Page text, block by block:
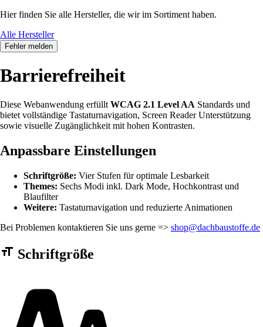
Hier finden Sie alle Hersteller, die wir im Sortiment haben.
Alle Hersteller
Fehler melden
Barrierefreiheit
Diese Webanwendung erfüllt WCAG 2.1 Level AA Standards und
bietet vollständige Tastaturnavigation, Screen Reader Unterstützung
sowie visuelle Zugänglichkeit mit hohen Kontrasten.
Anpassbare Einstellungen
Schriftgröße: Vier Stufen für optimale Lesbarkeit
Themes: Sechs Modi inkl. Dark Mode, Hochkontrast und
Blaufilter
Weitere: Tastaturnavigation und reduzierte Animationen
Bei Problemen kontaktieren Sie uns gerne => shop@dachbaustoffe.de
Barrierefreiheit Einstellungen Formular
Schriftgröße